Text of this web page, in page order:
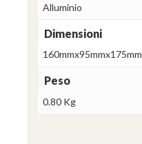
Alluminio
Dimensioni
160mmx95mmx175mm
Peso
0.80 Kg